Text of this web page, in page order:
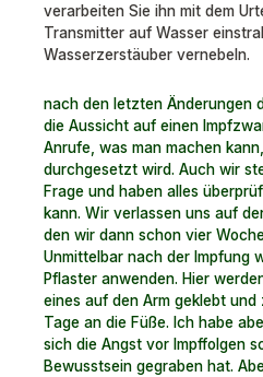
verarbeiten Sie ihn mit dem
Transmitter auf Wasser
Wasserzerstäuber vernebeln.
nach den letzten Änderungen
die Aussicht auf einen
Anrufe, was man machen
durchgesetzt wird. Auch wir
Frage und haben alles
kann. Wir verlassen uns auf
den wir dann schon vier
Unmittelbar nach der Impfung
Pflaster anwenden. Hier
eines auf den Arm geklebt
Tage an die Füße. Ich habe
sich die Angst vor Impffolgen
Bewusstsein gegraben hat.